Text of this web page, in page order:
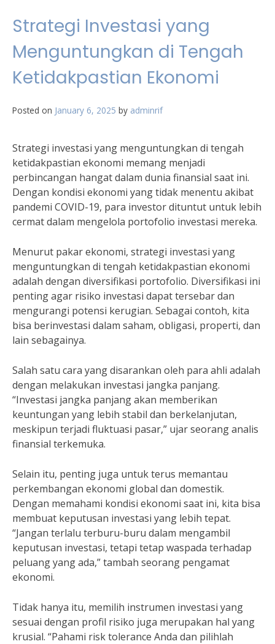
Strategi Investasi yang
Menguntungkan di Tengah
Ketidakpastian Ekonomi
Posted on January 6, 2025 by adminrif
Strategi investasi yang menguntungkan di tengah
ketidakpastian ekonomi memang menjadi
perbincangan hangat dalam dunia finansial saat ini.
Dengan kondisi ekonomi yang tidak menentu akibat
pandemi COVID-19, para investor dituntut untuk lebih
cermat dalam mengelola portofolio investasi mereka.
Menurut pakar ekonomi, strategi investasi yang
menguntungkan di tengah ketidakpastian ekonomi
adalah dengan diversifikasi portofolio. Diversifikasi ini
penting agar risiko investasi dapat tersebar dan
mengurangi potensi kerugian. Sebagai contoh, kita
bisa berinvestasi dalam saham, obligasi, properti, dan
lain sebagainya.
Salah satu cara yang disarankan oleh para ahli adalah
dengan melakukan investasi jangka panjang.
“Investasi jangka panjang akan memberikan
keuntungan yang lebih stabil dan berkelanjutan,
meskipun terjadi fluktuasi pasar,” ujar seorang analis
finansial terkemuka.
Selain itu, penting juga untuk terus memantau
perkembangan ekonomi global dan domestik.
Dengan memahami kondisi ekonomi saat ini, kita bisa
membuat keputusan investasi yang lebih tepat.
“Jangan terlalu terburu-buru dalam mengambil
keputusan investasi, tetapi tetap waspada terhadap
peluang yang ada,” tambah seorang pengamat
ekonomi.
Tidak hanya itu, memilih instrumen investasi yang
sesuai dengan profil risiko juga merupakan hal yang
krusial. “Pahami risk tolerance Anda dan pilihlah